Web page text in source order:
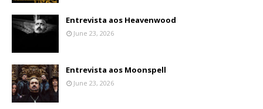
Entrevista aos Heavenwood
June 23, 2026
Entrevista aos Moonspell
June 23, 2026